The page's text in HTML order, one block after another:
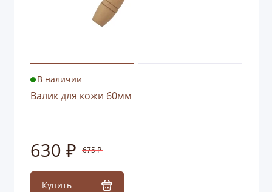
В наличии
Валик для кожи 60мм
630 ₽ 675 ₽
Купить